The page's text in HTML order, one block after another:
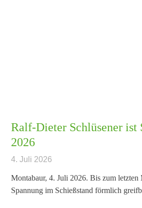
Ralf-Dieter Schlüsener ist
2026
4. Juli 2026
Montabaur, 4. Juli 2026. Bis zum letzten
Spannung im Schießstand förmlich